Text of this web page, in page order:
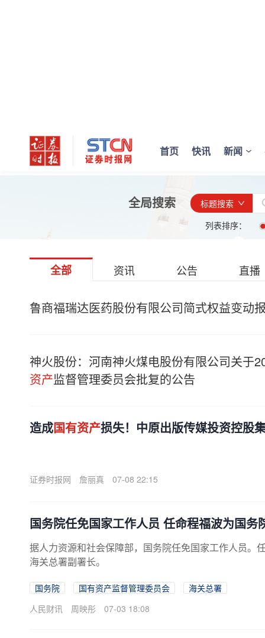
首页 快讯 新闻
全局搜索
标题搜索
列表排序：
全部 资讯 公告 直播
鲁商福瑞达医药股份有限公司简式权益变动
神火股份：河南神火煤电股份有限公司关于
资产监督管理委员会批复的公告
造成国有资产损失！中原出版传媒投资控股
证券时报网 詹丽真 07-08 22:15
国务院任免国家工作人员 任命程福波为国务
据人力资源和社会保障部，国务院任免国家工作人员。
海关总署副署长。
国务院 国有资产监督管理委员会
海关总署
人民财讯
周映彤 07-03 18:08